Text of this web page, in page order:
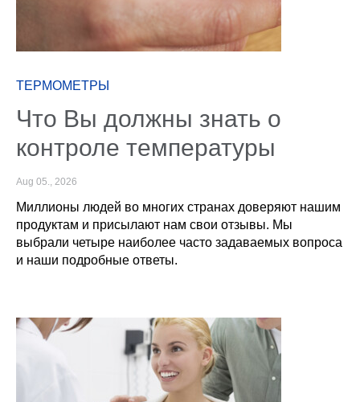
ТЕРМОМЕТРЫ
Что Вы должны знать о
контроле температуры
Aug 05., 2026
Миллионы людей во многих странах доверяют нашим
продуктам и присылают нам свои отзывы. Мы
выбрали четыре наиболее часто задаваемых вопроса
и наши подробные ответы.